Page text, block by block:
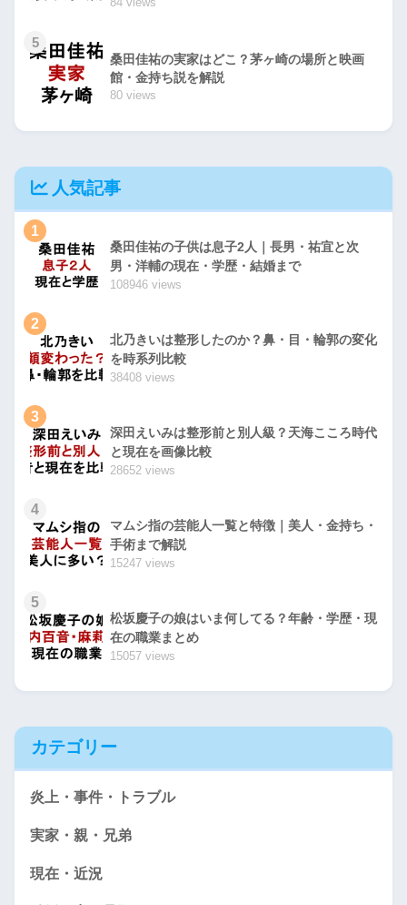
5
桑田佳祐の実家はどこ？茅ヶ崎の場所と映画
館・金持ち説を解説
80 views
人気記事
1
桑田佳祐の子供は息子2人｜長男・祐宜と次
男・洋輔の現在・学歴・結婚まで
108946 views
2
北乃きいは整形したのか？鼻・目・輪郭の変化
を時系列比較
38408 views
3
深田えいみは整形前と別人級？天海こころ時代
と現在を画像比較
28652 views
4
マムシ指の芸能人一覧と特徴｜美人・金持ち・
手術まで解説
15247 views
5
松坂慶子の娘はいま何してる？年齢・学歴・現
在の職業まとめ
15057 views
カテゴリー
炎上・事件・トラブル
実家・親・兄弟
現在・近況